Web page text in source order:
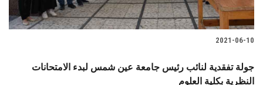
2021-06-10
جولة تفقدية لنائب رئيس جامعة عين شمس لبدء الامتحانات
النظرية بكلية العلوم